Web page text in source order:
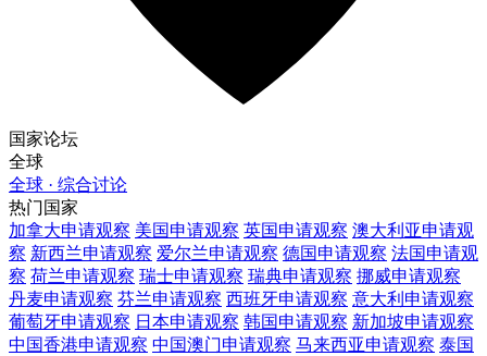
国家论坛
全球
全球 · 综合讨论
热门国家
加拿大申请观察 美国申请观察 英国申请观察 澳大利亚申请观
察 新西兰申请观察 爱尔兰申请观察 德国申请观察 法国申请观
察 荷兰申请观察 瑞士申请观察 瑞典申请观察 挪威申请观察
丹麦申请观察 芬兰申请观察 西班牙申请观察 意大利 申请观察
葡萄牙申请观察 日本申请观察 韩国申请观察 新加坡申请观察
中国香港申请观察 中国澳门申请观察 马来西亚申请观察 泰国